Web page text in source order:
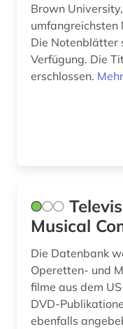
einkommen (1)
energie (1)
england (1)
Brown
umfangreichsten
Die Notenblätter
Verfügung. Die
erschlossen.
Musical
Die Datenbank
Operetten- und
filme aus dem
DVD-
ebenfalls